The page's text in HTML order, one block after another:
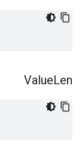
ValueLen